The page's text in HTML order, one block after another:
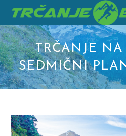
content
TRČANJE NA
SEDMIČNI